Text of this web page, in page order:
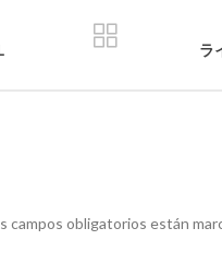
ラ
campos obligatorios están